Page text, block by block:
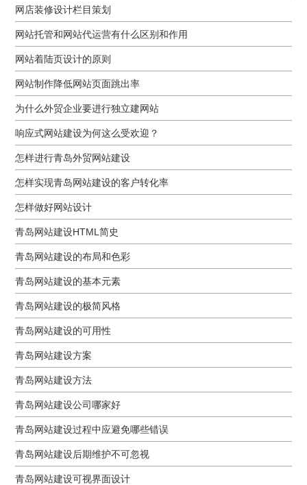
网店装修设计栏目策划
网站托管和网站代运营有什么区别和作用
网站着陆页设计的原则
网站制作降低网站页面跳出率
为什么外贸企业要进行独立建网站
响应式网站建设为何这么受欢迎？
怎样进行青岛外贸网站建设
怎样实现青岛网站建设的客户转化率
怎样做好网站设计
青岛网站建设HTML简史
青岛网站建设的布局和色彩
青岛网站建设的基本元素
青岛网站建设的极简风格
青岛网站建设的可用性
青岛网站建设方案
青岛网站建设方法
青岛网站建设公司哪家好
青岛网站建设过程中应避免哪些错误
青岛网站建设后期维护不可忽视
青岛网站建设可视界面设计